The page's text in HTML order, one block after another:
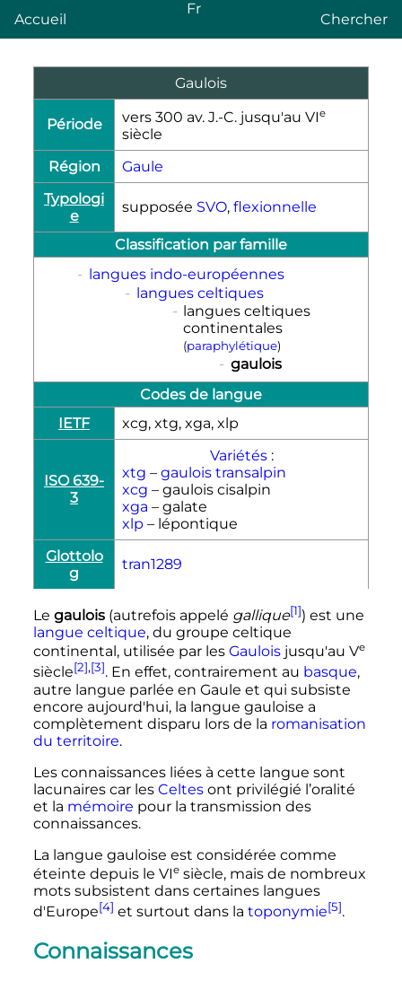
Accueil
Fr
Chercher
Gaulois
Période vers 300 av. J.-C. jusqu'au VIe
siècle
Région
Gaule
Typologi
e
supposée SVO, flexionnelle
Classification par famille
-
langues indo-européennes
- langues celtiques
-
langues celtiques
continentales
(paraphylétique)
- gaulois
Codes de langue
IETF
xcg, xtg, xga, xlp
ISO 639-
3
Variétés:
xtg – gaulois transalpin
xcg – gaulois cisalpin
xga – galate
xlp – lépontique
Glottolo
g
tran1289
Le gaulois(autrefois appelé gallique[1]) est une
langue celtique, du groupe celtique
continental, utilisée par les Gauloisjusqu'au Ve
siècle[2],[3]. En effet, contrairement au basque,
autre langue parlée en Gaule et qui subsiste
encore aujourd'hui, la langue gauloise a
complètement disparu lors de la romanisation
du territoire.
Les connaissances liées à cette langue sont
lacunaires car les Celtesont privilégié l’oralité
et la mémoire pour la transmission des
connaissances.
La langue gauloise est considérée comme
éteinte depuis le VIe siècle, mais de nombreux
mots subsistent dans certaines langues
d'Europe[4] et surtout dans la toponymie[5].
Connaissances